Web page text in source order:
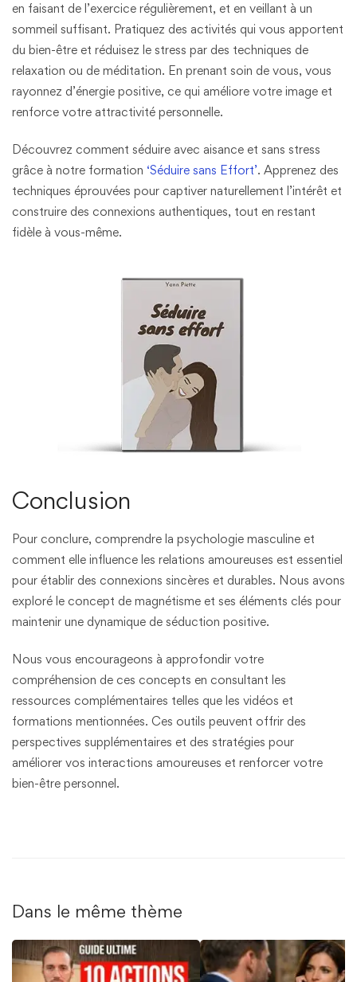
en faisant de l’exercice régulièrement, et en veillant à un
sommeil suffisant. Pratiquez des activités qui vous apportent
du bien-être et réduisez le stress par des techniques de
relaxation ou de méditation. En prenant soin de vous, vous
rayonnez d’énergie positive, ce qui améliore votre image et
renforce votre attractivité personnelle.
Découvrez comment séduire avec aisance et sans stress
grâce à notre formation ‘Séduire sans Effort’. Apprenez des
techniques éprouvées pour captiver naturellement l’intérêt et
construire des connexions authentiques, tout en restant
fidèle à vous-même.
Conclusion
Pour conclure, comprendre la psychologie masculine et
comment elle influence les relations amoureuses est essentiel
pour établir des connexions sincères et durables. Nous avons
exploré le concept de magnétisme et ses éléments clés pour
maintenir une dynamique de séduction positive.
Nous vous encourageons à approfondir votre
compréhension de ces concepts en consultant les
ressources complémentaires telles que les vidéos et
formations mentionnées. Ces outils peuvent offrir des
perspectives supplémentaires et des stratégies pour
améliorer vos interactions amoureuses et renforcer votre
bien-être personnel.
Dans le même thème